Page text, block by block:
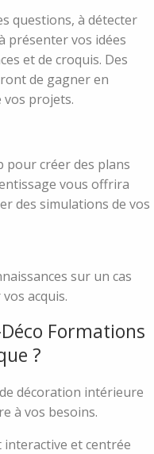
questions, à détecter
présenter vos idées
et de croquis. Des
de gagner en
projets.
pour créer des plans
vous offrira
des simulations de vos
sur un cas
acquis.
Formations
?
décoration intérieure
à vos besoins.
et centrée